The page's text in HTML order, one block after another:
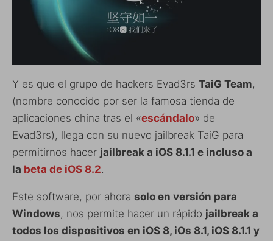
Y es que el grupo de hackers Evad3rs TaiG Team,
(nombre conocido por ser la famosa tienda de
aplicaciones china tras el «escándalo» de
Evad3rs), llega con su nuevo jailbreak TaiG para
permitirnos hacer jailbreak a iOS 8.1.1 e incluso a
la beta de iOS 8.2.
Este software, por ahora solo en versión para
Windows, nos permite hacer un rápido jailbreak a
todos los dispositivos en iOS 8, iOs 8.1, iOS 8.1.1 y